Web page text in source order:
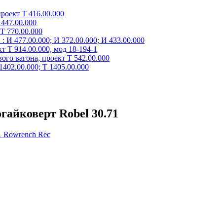
Т 416.00.000
770.00.000
И 477.00.000; И 372.00.000; И 433.00.000
Т 914.00.000, мод 18-194-1
вагона, проект Т 542.00.000
Т 1405.00.000
Robel 30.71